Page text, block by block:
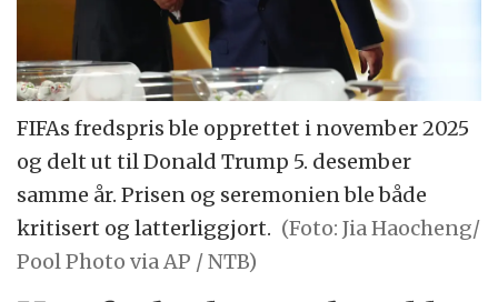
FIFAs fredspris ble opprettet i november 2025
og delt ut til Donald Trump 5. desember
samme år. Prisen og seremonien ble både
kritisert og latterliggjort. (Foto: Jia Haocheng/
Pool Photo via AP / NTB)